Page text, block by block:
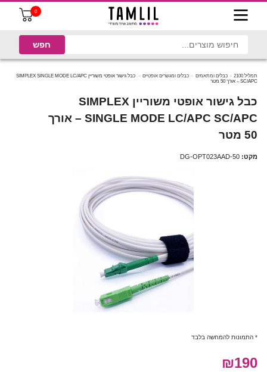
0
תמליל 2100 כבלים ומתאמים כבלים ומגשרים אופטיים
כבל גישור אופטי משוריין SIMPLEX SINGLE MODE LC/APC
SC/APC – אורך 50 מטר
כבל גישור אופטי משוריין SIMPLEX
SINGLE MODE LC/APC SC/APC – אורך
50 מטר
מקט: DG-OPT023AAD-50
* התמונות להמחשה בלבד
₪190